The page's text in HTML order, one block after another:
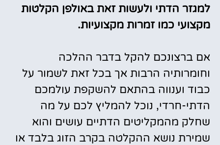
למגזר הדתי ולעשות זאת באולפן הקלטות
מקצועי כמו זמרות מקצועיות.
אם ברצונכם להקל בדבר ההלכה
וחומרותיה הרבות אך בכל זאת לשמור על
כבוד וענווה בהתאם להשקפת עולמכם
הדתי-חרדי, נוכל להמליץ לכם על מה
שחלק מהמקליטים הדתיים עושים והוא
שמירת נושא ההקלטה בקרב הזוג בלבד או